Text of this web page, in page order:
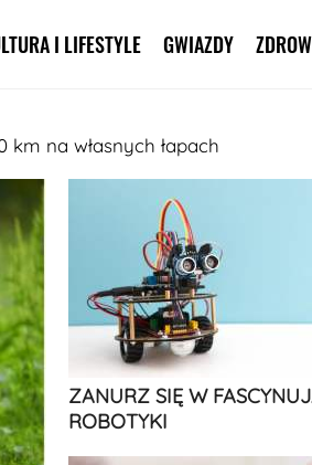
I LIFESTYLE GWIAZDY
km na własnych łapach
ZANURZ SIĘ W
ROBOTYKI